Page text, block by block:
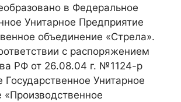
в Федеральное
Унитарное Предприятие
объединение «Стрела».
с распоряжением
РФ от 26.08.04 г. №1124-р
Государственное Унитарное
«Производственное